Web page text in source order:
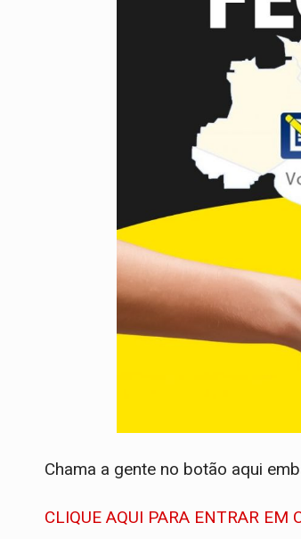
Chama a gente no botão aqui
CLIQUE AQUI PARA ENTRAR EM